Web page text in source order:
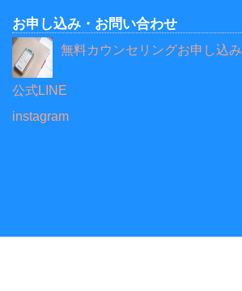
お申し込み・お問い合わせ
無料カウンセリングお申し込み
公式LINE
instagram